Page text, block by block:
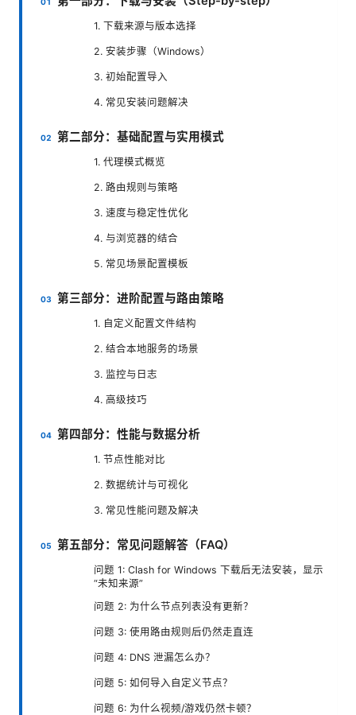
1. 下载来源与版本选择
2. 安装步骤（Windows）
3. 初始配置导入
4. 常见安装问题解决
第二部分：基础配置与实用模式
1. 代理模式概览
2. 路由规则与策略
3. 速度与稳定性优化
4. 与浏览器的结合
5. 常见场景配置模板
第三部分：进阶配置与路由策略
1. 自定义配置文件结构
2. 结合本地服务的场景
3. 监控与日志
4. 高级技巧
第四部分：性能与数据分析
1. 节点性能对比
2. 数据统计与可视化
3. 常见性能问题及解决
第五部分：常见问题解答（FAQ）
问题 1: Clash for Windows 下载后无法安装，显示
“未知来源”
问题 2: 为什么节点列表没有更新？
问题 3: 使用路由规则后仍然走直连
问题 4: DNS 泄漏怎么办？
问题 5: 如何导入自定义节点？
问题 6: 为什么视频/游戏仍然卡顿？